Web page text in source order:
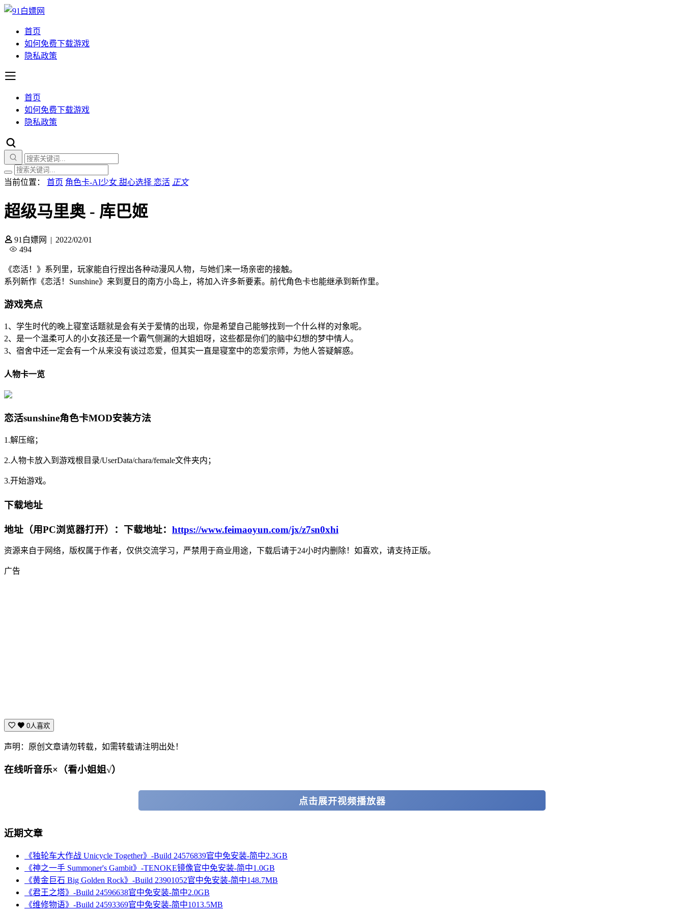
首页
如何免费下载游戏
隐私政策
首页
如何免费下载游戏
隐私政策
当前位置： 首页 角色卡-AI少女 甜心选择 恋活 正文
超级马里奥 - 库巴姬
91白嫖网 | 2022/02/01
494
《恋活！》系列里，玩家能自行捏出各种动漫风人物，与她们来一场亲密的接触。
系列新作《恋活！Sunshine》来到夏日的南方小岛上，将加入许多新要素。前代角色卡也能继承到新作里。
游戏亮点
1、学生时代的晚上寝室话题就是会有关于爱情的出现，你是希望自己能够找到一个什么样的对象呢。
2、是一个温柔可人的小女孩还是一个霸气侧漏的大姐姐呀，这些都是你们的脑中幻想的梦中情人。
3、宿舍中还一定会有一个从来没有谈过恋爱，但其实一直是寝室中的恋爱宗师，为他人答疑解惑。
人物卡一览
恋活sunshine角色卡MOD安装方法
1.解压缩；
2.人物卡放入到游戏根目录/UserData/chara/female文件夹内；
3.开始游戏。
下载地址
地址（用PC浏览器打开）：下载地址： https://www.feimaoyun.com/jx/z7sn0xhi
资源来自于网络，版权属于作者，仅供交流学习，严禁用于商业用途，下载后请于24小时内删除！如喜欢，请支持正版。
广告
0人喜欢
声明：原创文章请勿转载，如需转载请注明出处！
在线听音乐×（看小姐姐√）
点击展开视频播放器
近期文章
《独轮车大作战 Unicycle Together》-Build 24576839官中免安装-简中2.3GB
《神之一手 Summoner's Gambit》-TENOKE镜像官中免安装-简中1.0GB
《黄金巨石 Big Golden Rock》-Build 23901052官中免安装-简中148.7MB
《君王之塔》-Build 24596638官中免安装-简中2.0GB
《维修物语》-Build 24593369官中免安装-简中1013.5MB